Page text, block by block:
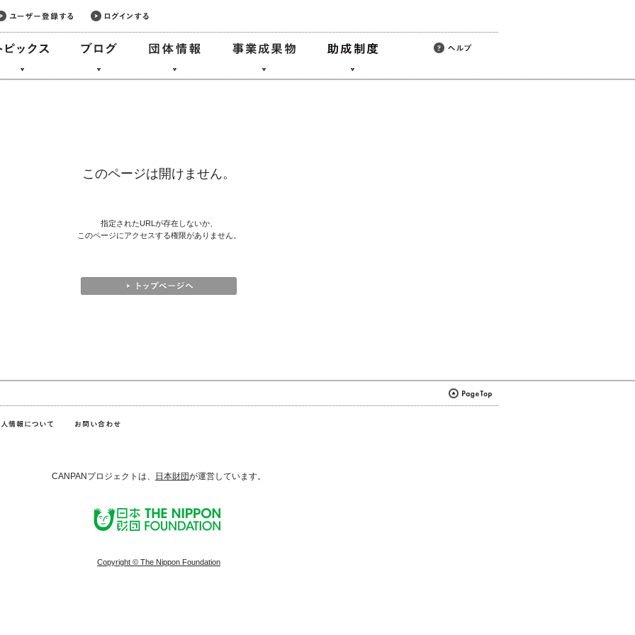
このページは開けません。
指定されたURLが存在しないか、
このページにアクセスする権限がありません。
CANPANプロジェクトは、 日本財団が運営しています。
Copyright © The Nippon Foundation